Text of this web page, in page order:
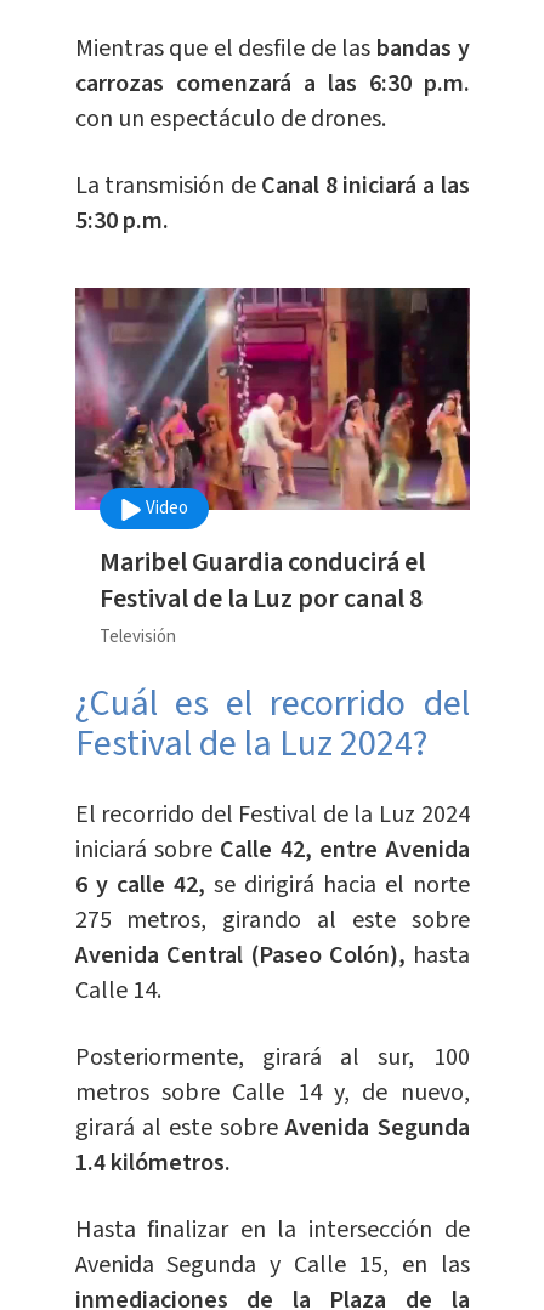
Mientras que el desfile de las bandas y
carrozas comenzará a las 6:30 p.m.
con un espectáculo de drones.
La transmisión deCanal 8 iniciará a las
5:30 p.m.
Video
Maribel Guardia conducirá el
Festival de la Luz por canal 8
Televisión
¿Cuál es el recorrido del
Festival de la Luz 2024?
El recorrido del Festival de la Luz 2024
iniciará sobre Calle 42, entre Avenida
6 y calle 42, se dirigirá hacia el norte
275 metros, girando al este sobre
Avenida Central (Paseo Colón), hasta
Calle 14.
Posteriormente, girará al sur, 100
metros sobre Calle 14 y, de nuevo,
girará al este sobreAvenida Segunda
1.4 kilómetros.
Hasta finalizar en la intersección de
Avenida Segunda y Calle 15, en las
inmediaciones de la Plaza de la